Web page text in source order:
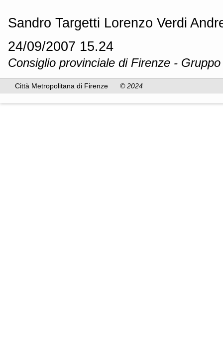
Sandro Targetti Lorenzo Verdi
24/09/2007 15.24
Consiglio provinciale di Firenze -
Città Metropolitana di Firenze © 2024